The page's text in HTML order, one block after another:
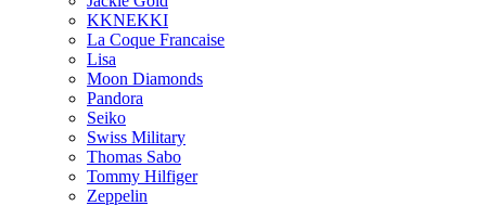
KKNEKKI
La Coque Francaise
Lisa
Moon Diamonds
Pandora
Seiko
Swiss Military
Thomas Sabo
Tommy Hilfiger
Zeppelin